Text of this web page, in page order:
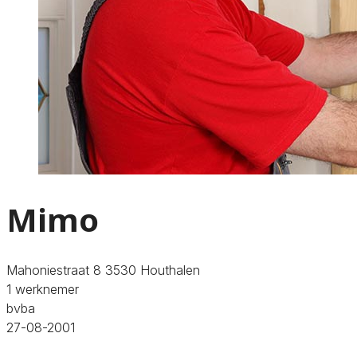
Mimo
Mahoniestraat 8 3530 Houthalen
1 werknemer
bvba
27-08-2001